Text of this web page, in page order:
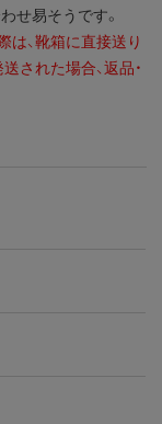
せ易そうです。
は、靴箱に直接送り
された場合、返品・